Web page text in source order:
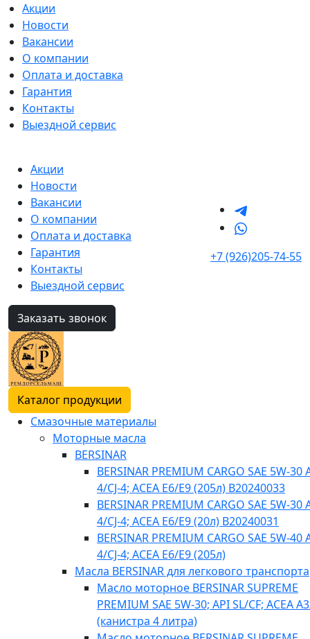
Акции
Новости
Вакансии
О компании
Оплата и доставка
Гарантия
Контакты
Выездной сервис
Акции
Новости
Вакансии
О компании
Оплата и доставка
Гарантия
Контакты
Выездной сервис
+7 (926)205-74-55
Заказать звонок
Каталог продукции
Смазочные материалы
Моторные масла
BERSINAR
BERSINAR PREMIUM CARGO SAE 5W-30
4/CJ-4; ACEA E6/E9 (205л) B20240033
BERSINAR PREMIUM CARGO SAE 5W-30
4/CJ-4; ACEA E6/E9 (20л) B20240031
BERSINAR PREMIUM CARGO SAE 5W-40
4/CJ-4; ACEA E6/E9 (205л)
Масла BERSINAR для легкового транспорта
Масло моторное BERSINAR SUPREME
PREMIUM SAE 5W-30; API SL/CF; ACEA
(канистра 4 литра)